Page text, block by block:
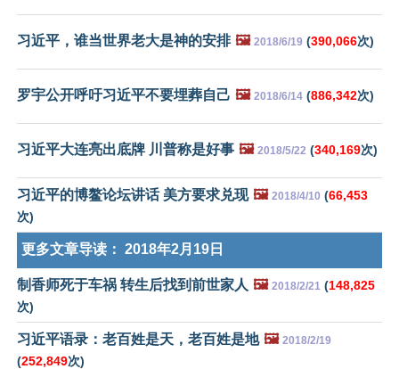
习近平，谁当世界老大是神的安排 🖼️ 2018/6/19 (390,066次)
罗宇公开呼吁习近平不要埋葬自己 🖼️ 2018/6/14 (886,342次)
习近平大连亮出底牌 川普称是好事 🖼️ 2018/5/22 (340,169次)
习近平的博鳌论坛讲话 美方要求兑现 🖼️ 2018/4/10 (66,453
次)
更多文章导读： 2018年2月19日
制香师死于车祸 转生后找到前世家人 🖼️ 2018/2/21 (148,825
次)
习近平语录：老百姓是天，老百姓是地 🖼️ 2018/2/19
(252,849次)